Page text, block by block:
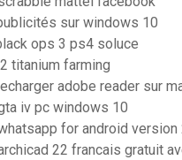
sur windows 10
ops 3 ps4 soluce
titanium farming
adobe reader sur
iv pc windows 10
for android version
22 francais gratuit